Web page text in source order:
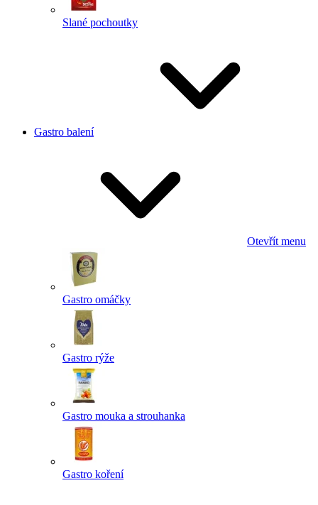
Slané pochoutky
Gastro balení
Otevřít menu
Gastro omáčky
Gastro rýže
Gastro mouka a strouhanka
Gastro koření